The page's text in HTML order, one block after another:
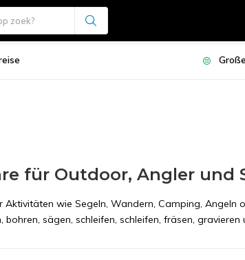
für Outdoor, Angler und
wie Segeln, Wandern, Camping, Angeln
sägen, schleifen, schleifen, fräsen, gravieren